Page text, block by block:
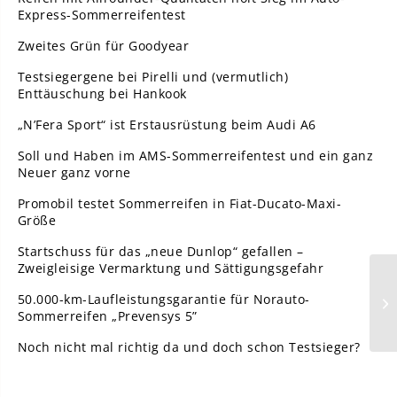
Express-Sommerreifentest
Zweites Grün für Goodyear
Testsiegergene bei Pirelli und (vermutlich)
Enttäuschung bei Hankook
„N’Fera Sport“ ist Erstausrüstung beim Audi A6
Soll und Haben im AMS-Sommerreifentest und ein ganz
Neuer ganz vorne
Promobil testet Sommerreifen in Fiat-Ducato-Maxi-
Größe
Startschuss für das „neue Dunlop“ gefallen –
Zweigleisige Vermarktung und Sättigungsgefahr
50.000-km-Laufleistungsgarantie für Norauto-
Sommerreifen „Prevensys 5”
Noch nicht mal richtig da und doch schon Testsieger?